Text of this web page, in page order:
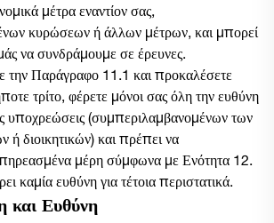
μέτρα εναντίον σας,
κυρώσεων ή άλλων μέτρων, και μπορεί
να συνδράμουμε σε έρευνες.
την Παράγραφο 11.1 και προκαλέσετε
τρίτο, φέρετε μόνοι σας όλη την ευθύνη
υποχρεώσεις (συμπεριλαμβανομένων των
ή διοικητικών) και πρέπει να
μέρη σύμφωνα με Ενότητα 12.
καμία ευθύνη για τέτοια περιστατικά.
και Ευθύνη